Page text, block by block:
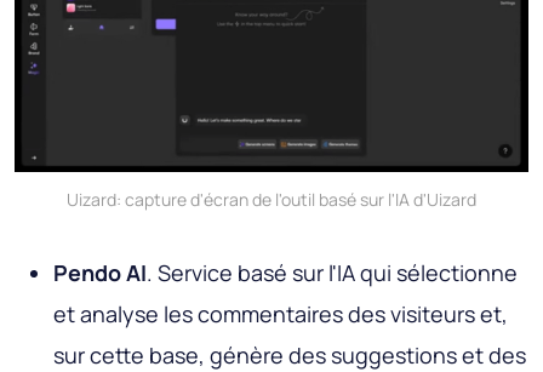
Uizard: capture d'écran de l'outil basé sur l'IA d'Uizard
Pendo AI. Service basé sur l'IA qui sélectionne
et analyse les commentaires des visiteurs et,
sur cette base, génère des suggestions et des